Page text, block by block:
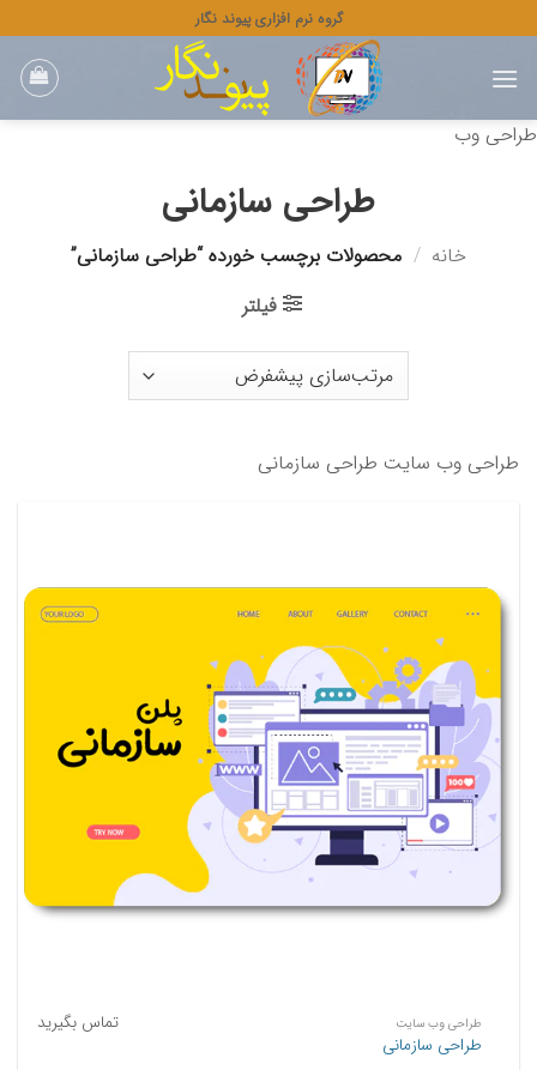
به
محتوا
گروه نرم افزاری پیوند نگار
طراحی وب
طراحی سازمانی
خانه / محصولات برچسب خورده “طراحی سازمانی”
فیلتر
طراحی وب سایت طراحی سازمانی
طراحی وب سایت
طراحی سازمانی
تماس بگیرید